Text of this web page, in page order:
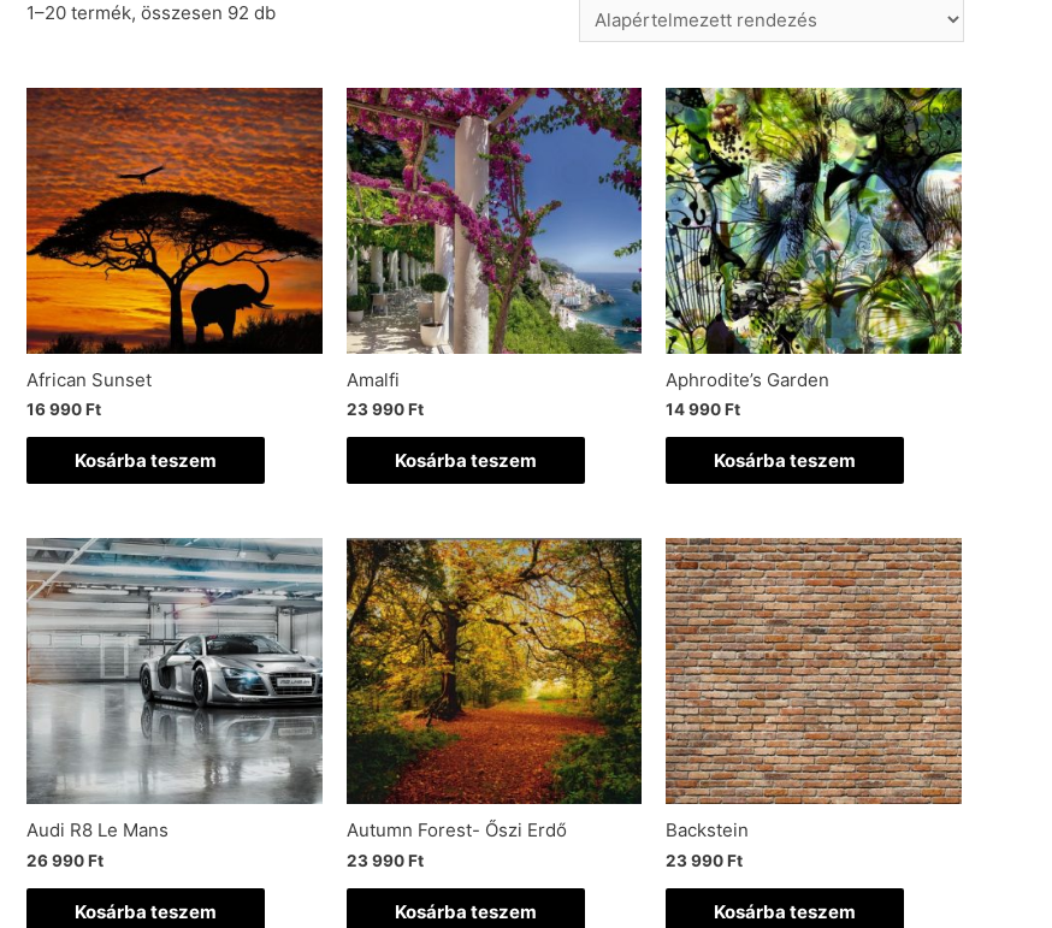
1–20 termék, összesen 92 db
African Sunset
16 990Ft
Kosárba teszem
Amalfi
23 990Ft
Kosárba teszem
Aphrodite’s Garden
14 990Ft
Kosárba teszem
Audi R8 Le Mans
26 990Ft
Kosárba teszem
Autumn Forest- Őszi Erdő
23 990Ft
Kosárba teszem
Backstein
23 990Ft
Kosárba teszem